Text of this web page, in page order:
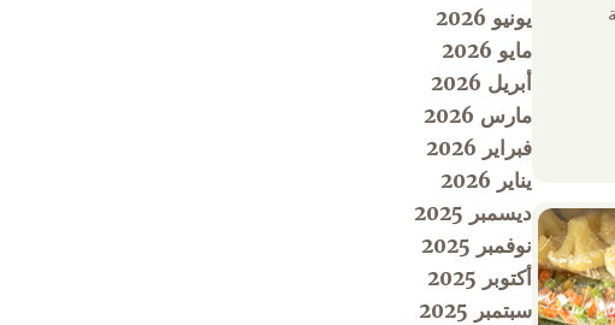
يونيو 2026
مايو 2026
أبريل 2026
مارس 2026
فبراير 2026
يناير 2026
ديسمبر 2025
نوفمبر 2025
أكتوبر 2025
سبتمبر 2025